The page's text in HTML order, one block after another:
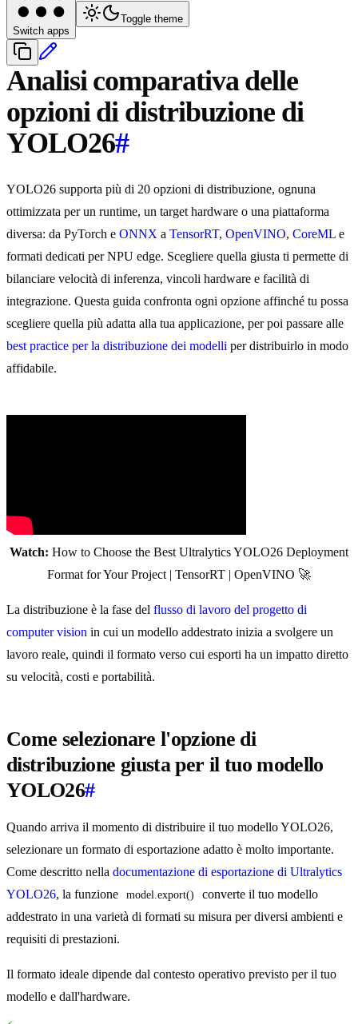
Switch apps
Toggle theme
Analisi comparativa delle
opzioni di distribuzione di
YOLO26#
YOLO26 supporta più di 20 opzioni di distribuzione, ognuna
ottimizzata per un runtime, un target hardware o una piattaforma
diversa: da PyTorch e ONNX a TensorRT, OpenVINO, CoreML e
formati dedicati per NPU edge. Scegliere quella giusta ti permette di
bilanciare velocità di inferenza, vincoli hardware e facilità di
integrazione. Questa guida confronta ogni opzione affinché tu possa
scegliere quella più adatta alla tua applicazione, per poi passare alle
best practice per la distribuzione dei modelli per distribuirlo in modo
affidabile.
Watch: How to Choose the Best Ultralytics YOLO26 Deployment
Format for Your Project | TensorRT | OpenVINO 🚀
La distribuzione è la fase del flusso di lavoro del progetto di
computer vision in cui un modello addestrato inizia a svolgere un
lavoro reale, quindi il formato verso cui esporti ha un impatto diretto
su velocità, costi e portabilità.
Come selezionare l'opzione di
distribuzione giusta per il tuo modello
YOLO26#
Quando arriva il momento di distribuire il tuo modello YOLO26,
selezionare un formato di esportazione adatto è molto importante.
Come descritto nella documentazione di esportazione di Ultralytics
YOLO26, la funzione model.export()
converte il tuo modello
addestrato in una varietà di formati su misura per diversi ambienti e
requisiti di prestazioni.
Il formato ideale dipende dal contesto operativo previsto per il tuo
modello e dall'hardware.